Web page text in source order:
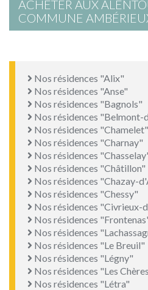
ACHETER AUX
COMMUNE
Nos résidences "Alix"
Nos résidences "Anse"
Nos résidences "Bagnols"
Nos résidences "Belmont-
Nos résidences "Chamelet"
Nos résidences "Charnay"
Nos résidences
Nos résidences "Châtillon"
Nos résidences "Chazay-
Nos résidences "Chessy"
Nos résidences "Civrieux-
Nos résidences
Nos résidences
Nos résidences "Le Breuil"
Nos résidences "Légny"
Nos résidences "Les
Nos résidences "Létra"